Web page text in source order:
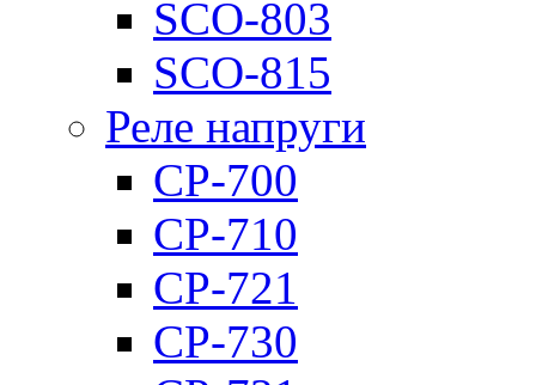
SCO-803
SCO-815
Реле напруги
CP-700
CP-710
CP-721
CP-730